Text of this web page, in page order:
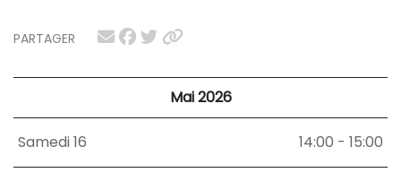
PARTAGER
Mai 2026
Samedi 16 14:00 - 15:00